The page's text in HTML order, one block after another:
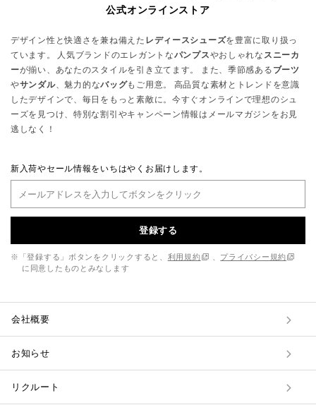
公式オンラインストア
デザイン性と快適さを兼ね備えた レディースシューズを豊富に取り扱っ
ています。 人気ブランドのエレガントなパンプスやおしゃれな スニーカ
ーが揃い、あなたのスタイルを引き立てます。 また、季節感ある ブーツ
やサンダル、魅力的なバッグもご用意。 高品質な素材とトレンドを意識
したデザインで、毎日をもっと素敵に。今すぐオンラインで理想のシュ
ーズを見つけ、特別な割引やキャンペーン情報はメールマガジンをお見
逃しなく！
新入荷やセール情報をいちはやくお届けします。
登録する
※「登録する」ボタンをクリックすると、 利用規約
プライバシー規約
に同意したものとみなします
会社概要
お知らせ
リクルート